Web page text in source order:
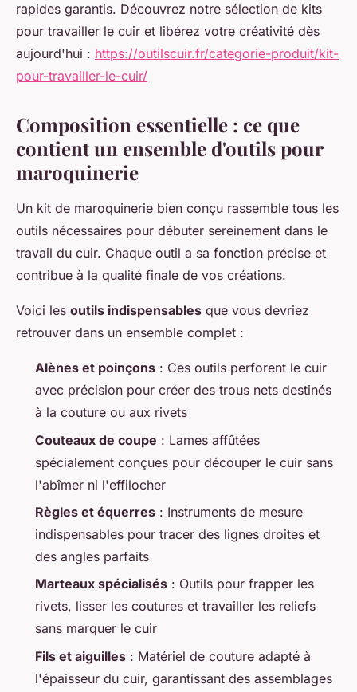
rapides garantis. Découvrez notre sélection de kits
pour travailler le cuir et libérez votre créativité dès
aujourd'hui : https://outilscuir.fr/categorie-produit/kit-
pour-travailler-le-cuir/
Composition essentielle : ce que
contient un ensemble d'outils pour
maroquinerie
Un kit de maroquinerie bien conçu rassemble tous les
outils nécessaires pour débuter sereinement dans le
travail du cuir. Chaque outil a sa fonction précise et
contribue à la qualité finale de vos créations.
Voici les outils indispensables que vous devriez
retrouver dans un ensemble complet :
Alènes et poinçons : Ces outils perforent le cuir
avec précision pour créer des trous nets destinés
à la couture ou aux rivets
Couteaux de coupe : Lames affûtées
spécialement conçues pour découper le cuir sans
l'abîmer ni l'effilocher
Règles et équerres : Instruments de mesure
indispensables pour tracer des lignes droites et
des angles parfaits
Marteaux spécialisés : Outils pour frapper les
rivets, lisser les coutures et travailler les reliefs
sans marquer le cuir
Fils et aiguilles : Matériel de couture adapté à
l'épaisseur du cuir, garantissant des assemblages